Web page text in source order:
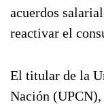
acuerdos
reactivar el
El titular de la
Nación